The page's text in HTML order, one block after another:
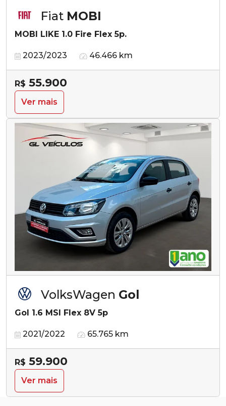
Fiat MOBI
MOBI LIKE 1.0 Fire Flex 5p.
2023/2023 46.466 km
R$ 55.900
Ver mais
VolksWagen Gol
Gol 1.6 MSI Flex 8V 5p
2021/2022 65.765 km
R$ 59.900
Ver mais